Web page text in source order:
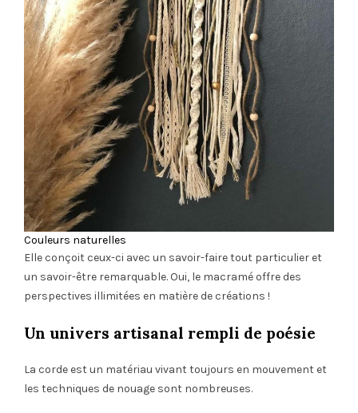
Couleurs naturelles
Elle conçoit ceux-ci avec un savoir-faire tout particulier et
un savoir-être remarquable. Oui, le macramé offre des
perspectives illimitées en matière de créations !
Un univers artisanal rempli de poésie
La corde est un matériau vivant toujours en mouvement et
les techniques de nouage sont nombreuses.